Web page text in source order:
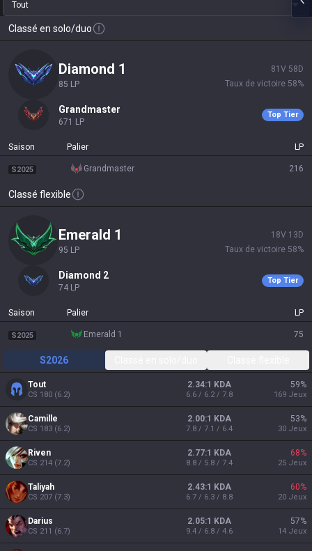
Tout
Classé en solo/duo
diamond 1
85 LP
81 V 58 D
Taux de victoire 58%
grandmaster
671 LP
Top Tier
Saison Palier LP
S2025 grandmaster 216
Classé flexible
emerald 1
95 LP
18V 13 D
Taux de victoire 58%
diamond 2
74 LP
Top Tier
Saison Palier LP
S2025 emerald 1 75
S2026
Tout
CS 180 (6.2)
2.34:1 KDA
6.6 / 6.2 / 7.8
59%
169 Jeux
Camille
CS 183 (6.2)
2.00:1 KDA
7.8 / 7.1 / 6.4
53%
30 Jeux
Riven
CS 214 (7.2)
2.77:1 KDA
8.8 / 5.8 / 7.4
68%
25 Jeux
Taliyah
CS 207 (7.3)
2.43:1 KDA
6.7 / 6.3 / 8.8
60%
20 Jeux
Darius
CS 211 (6.7)
2.05:1 KDA
9.4 / 6.8 / 4.6
57%
14 Jeux